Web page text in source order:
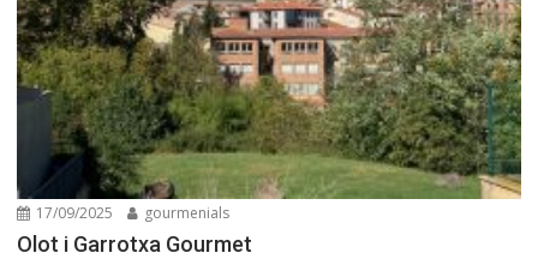
17/09/2025 gourmenials
Olot i Garrotxa Gourmet